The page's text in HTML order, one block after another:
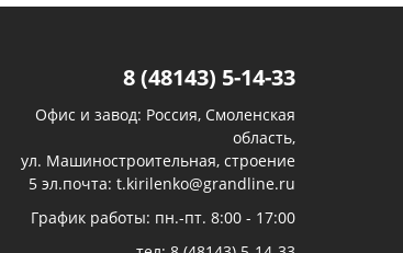
8 (48143) 5-14-33
Офис и завод: Россия, Смоленская
область,
ул. Машиностроительная, строение
5 эл.почта: t.kirilenko@grandline.ru
График работы: пн.-пт. 8:00 - 17:00